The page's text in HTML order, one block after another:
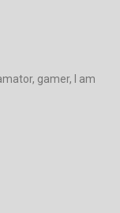
gamer, I am